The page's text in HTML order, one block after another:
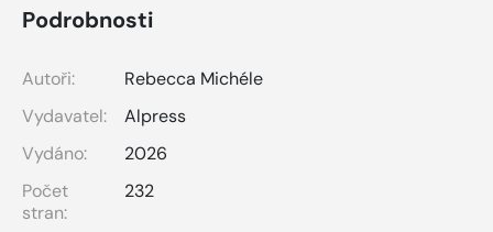
Podrobnosti
Autoři:
Rebecca Michéle
Vydavatel:
Alpress
Vydáno:
2026
Počet
stran:
232